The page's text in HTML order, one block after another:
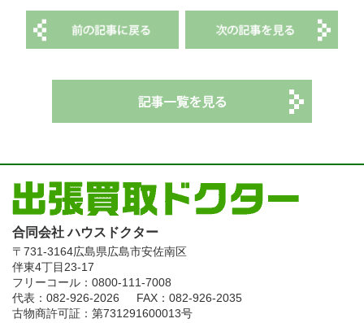
合同会社 ハウスドクター
〒731-3164広島県広島市安佐南区
伴東4丁目23-17
フリーコール：0800-111-7008
代表：082-926-2026
FAX：082-926-2035
古物商許可証：第731291600013号